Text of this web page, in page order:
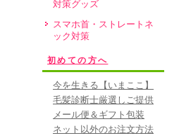
対策グッズ
スマホ首・ストレートネ
ック対策
初めての方へ
今を生きる【いまここ】
毛髪診断士厳選しご提供
メール便＆ギフト包装
ネット以外のお注文方法